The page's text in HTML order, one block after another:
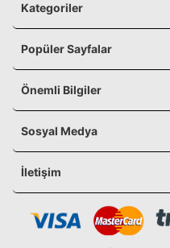
Kategoriler
Popüler Sayfalar
Önemli Bilgiler
Sosyal Medya
İletişim